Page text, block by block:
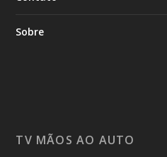
Sobre
TV MÃOS AO AUTO